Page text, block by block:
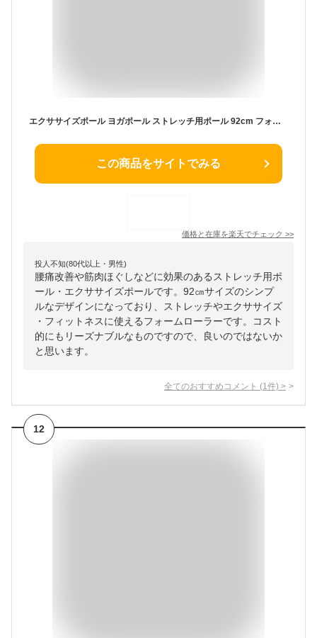
エクササイズポール ヨガポール ストレッチ用ポール 92cm フォームローラー ハード カバー メンズ ストレッチ 筋膜リリース ポール 体幹 ダイエット エクササイズ ヨガ 筋肉 ほぐす 骨盤矯正 フィットネス ロング 硬め スリム エコノミー 解消 RSL
この商品をサイトでみる
価格と在庫を楽天でチェック >>
投人不知(80代以上・男性)
腰痛改善や筋肉ほぐしなどに効果のあるストレッチ用ポ
ール・エクササイズポールです。92㎝サイズのシンプ
ルなデザインになっており、ストレッチやエクササイズ
・フィットネスに使えるフォームローラーです。コスト
的にもリーズナブルなものですので、良いのではないか
と思います。
全てのおすすめコメント (1 件) >
12